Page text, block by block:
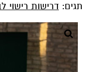
תגים: דרישות רישוי